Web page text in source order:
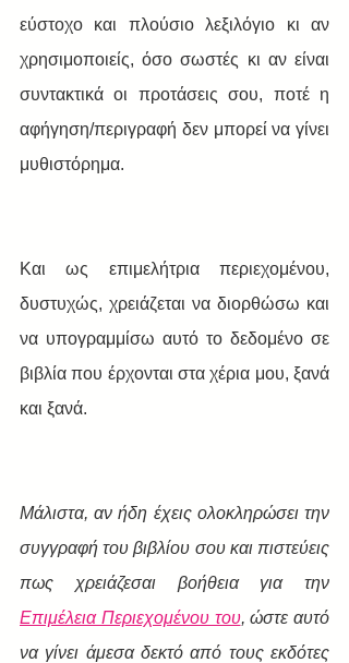
εύστοχο και πλούσιο λεξιλόγιο κι αν
χρησιμοποιείς, όσο σωστές κι αν είναι
συντακτικά οι προτάσεις σου, ποτέ η
αφήγηση/περιγραφή δεν μπορεί να γίνει
μυθιστόρημα.
Και ως επιμελήτρια περιεχομένου,
δυστυχώς, χρειάζεται να διορθώσω και
να υπογραμμίσω αυτό το δεδομένο σε
βιβλία που έρχονται στα χέρια μου, ξανά
και ξανά.
Μάλιστα, αν ήδη έχεις ολοκληρώσει την
συγγραφή του βιβλίου σου και πιστεύεις
Επιμέλεια Περιεχομένου του, ώστε αυτό
να γίνει άμεσα δεκτό από τους εκδότες